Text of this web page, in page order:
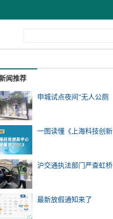
闻推荐
申城试点夜间“无人公厕
一图读懂《上海科技创新
沪交通执法部门严查虹桥
最新放假通知来了